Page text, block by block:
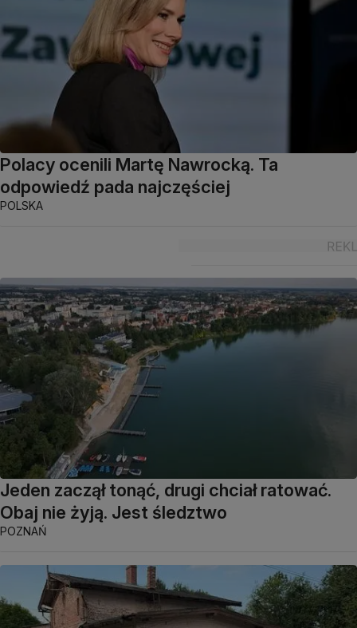
Polacy ocenili Martę Nawrocką. Ta
odpowiedź pada najczęściej
POLSKA
Jeden zaczął tonąć, drugi chciał ratować.
Obaj nie żyją. Jest śledztwo
POZNAŃ